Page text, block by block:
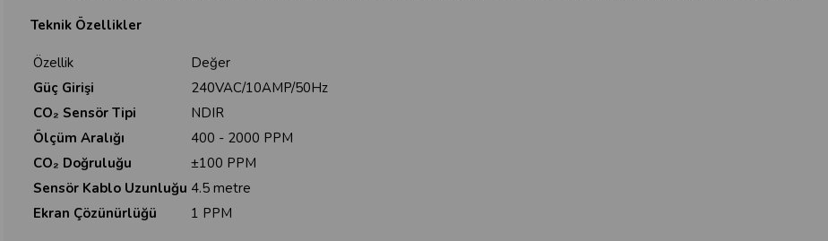
Teknik Özellikler
Özellik
Değer
Güç Girişi
240VAC/10AMP/50Hz
CO₂ Sensör Tipi
NDIR
Ölçüm Aralığı
400 - 2000 PPM
CO₂ Doğruluğu
±100 PPM
Sensör Kablo Uzunluğu 4.5 metre
Ekran Çözünürlüğü 1 PPM